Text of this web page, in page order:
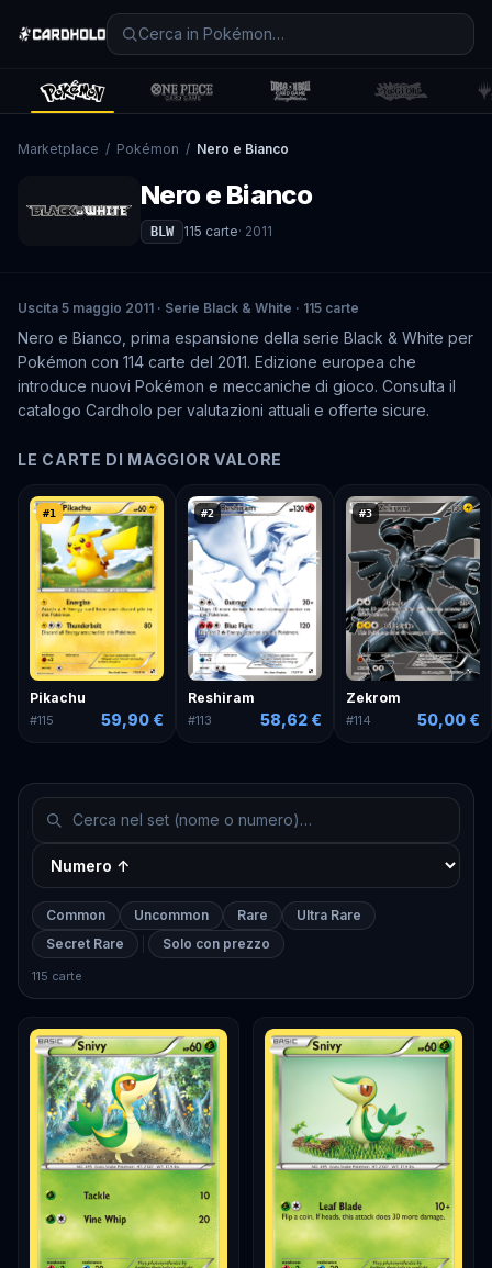
Marketplace / Pokémon / Nero e Bianco
Nero e Bianco
BLW 115 carte· 2011
Uscita 5 maggio 2011 · Serie Black & White · 115 carte
Nero e Bianco, prima espansione della serie Black & White per
Pokémon con 114 carte del 2011. Edizione europea che
introduce nuovi Pokémon e meccaniche di gioco. Consulta il
catalogo Cardholo per valutazioni attuali e offerte sicure.
LE CARTE DI MAGGIOR VALORE
#1
Pikachu
#115 59,90 €
#2
Reshiram
#113 58,62 €
#3
Zekrom
#114 50,00 €
Common Uncommon Rare
Ultra Rare
Secret Rare
Solo con prezzo
115 carte